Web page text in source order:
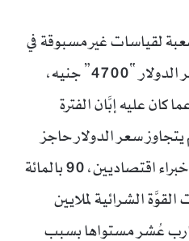
لقياسات غير مسبوقة في
السوق الموازية، حيث بلغ سعر الدولار “4700” جنيه،
في المائة عما كان عليه إبَّان الفترة
2023، حيث لم يتجاوز سعر الدولار حاجز
“500” جنيه، وفقد، بحسب خبراء اقتصاديين، 90 بالمائة
الشرائية لملايين
عُشر مستواها بسبب